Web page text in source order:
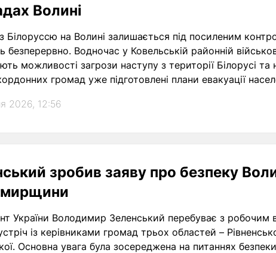
Волині
Білоруссю на Волині залишається під посиленим
безперервно. Водночас у Ковельській районній
можливості загрози наступу з території Білорусі
громад уже підготовлені плани евакуації
2026, 12:56
зробив заяву про безпеку
України Володимир Зеленський перебуває з робочим
із керівниками громад трьох областей –
Основна увага була зосереджена на питаннях